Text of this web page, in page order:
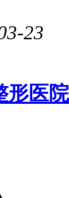
23
形医